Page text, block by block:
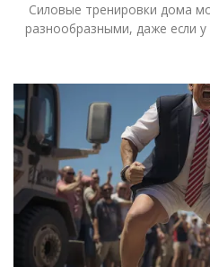
Силовые тренировки дома
разнообразными, даже если у